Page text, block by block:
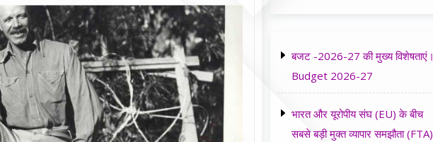
बजट -2026-27 की मुख्य विशेषताएं।
Budget 2026-27
भारत और यूरोपीय संघ (EU) के बीच
सबसे बड़ी मुक्त व्यापार समझौता (FTA)